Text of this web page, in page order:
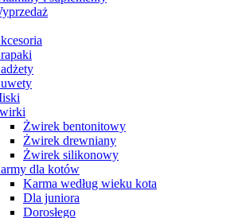
Żwirek bentonitowy
Żwirek drewniany
Żwirek silikonowy
dla kotów
Karma według wieku kota
Dla juniora
Dorosłego